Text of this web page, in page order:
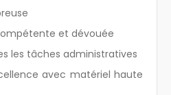
et dévouée
les tâches administratives
avec matériel haute